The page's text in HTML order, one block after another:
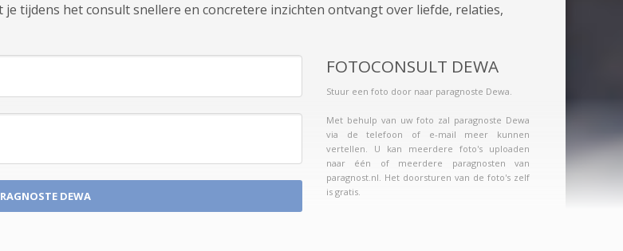
tijdens het consult snellere en concretere inzichten ontvangt over liefde, relaties,
PARAGNOSTE DEWA
FOTOCONSULT DEWA
Stuur een foto door naar paragnoste Dewa.
Met behulp van uw foto zal paragnoste Dewa
via de telefoon of e-mail meer kunnen
vertellen. U kan meerdere foto's uploaden
naar één of meerdere paragnosten van
paragnost.nl. Het doorsturen van de foto's zelf
is gratis.